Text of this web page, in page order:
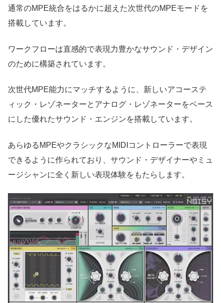
通常のMPE統合をはるかに超えた次世代のMPEモードを
搭載しています。
ワークフローは直感的で表現力豊かなサウンド・デザイン
のために構築されています。
次世代MPE能力にマッチするように、新しいアコーステ
ィック・レゾネーターとアナログ・レゾネーターをベース
にした優れたサウンド・エンジンを搭載しています。
あらゆるMPEやクラシックなMIDIコントローラーで表現
できるように作られており、サウンド・デザイナーやミュ
ージシャンに全く新しい表現体験をもたらします。